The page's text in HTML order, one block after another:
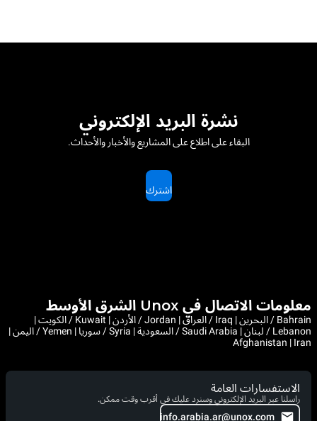
نشرة البريد الإلكتروني
البقاء على اطلاع على المشاريع والأخبار والأحداث.
اشترك
معلومات الاتصال في Unox الشرق الأوسط
Bahrain / البحرين | Iraq / العراق | Jordan / الأردن | Kuwait / الكويت |
Lebanon / لبنان | Saudi Arabia / السعودية | Syria / سوريا | Yemen / اليمن |
Afghanistan | Iran
الاستفسارات العامة
راسلنا عبر البريد الإلكتروني وسنرد عليك في أقرب وقت ممكن.
info.arabia.ar@unox.com